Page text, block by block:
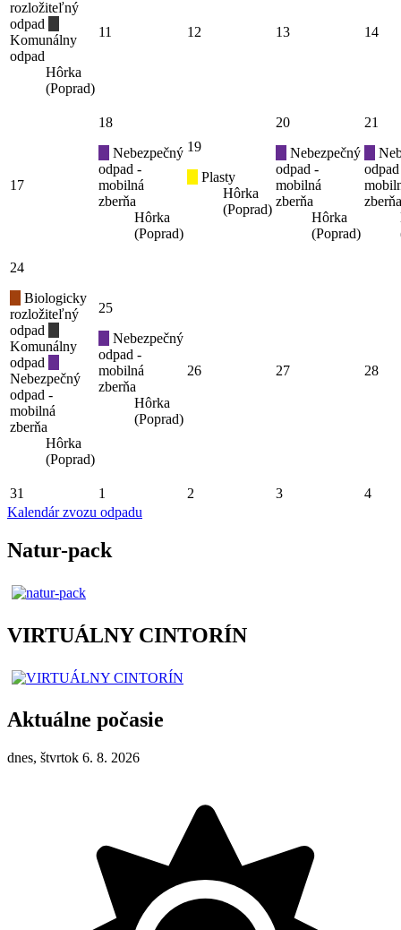
rozložiteľný
odpad
Komunálny
odpad
Hôrka
(Poprad)
11 12 13 14
17
18
Nebezpečný
odpad -
mobilná
zberňa
Hôrka
(Poprad)
19
Plasty
Hôrka
(Poprad)
20
Nebezpečný
odpad -
mobilná
zberňa
Hôrka
(Poprad)
21
zberňa
24
Biologicky
rozložiteľný
odpad
Komunálny
odpad
Nebezpečný
odpad -
mobilná
zberňa
Hôrka
(Poprad)
25
Nebezpečný
odpad -
mobilná
zberňa
Hôrka
(Poprad)
26 27 28
31 1 2 3
4
Kalendár zvozu odpadu
Natur-pack
VIRTUÁLNY CINTORÍN
Aktuálne počasie
dnes, štvrtok 6. 8. 2026